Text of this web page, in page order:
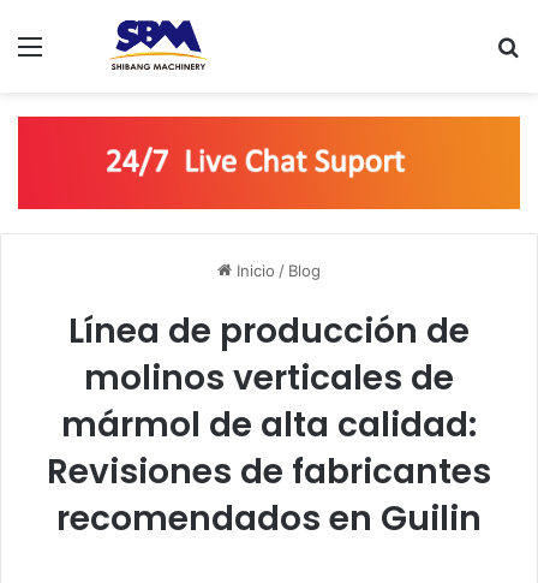
Inicio / Blog
Línea de producción de
molinos verticales de
mármol de alta calidad:
Revisiones de fabricantes
recomendados en Guilin